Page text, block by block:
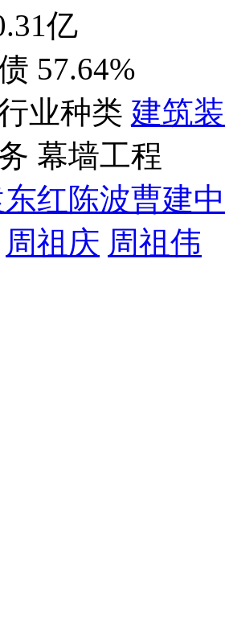
亿
57.64%
业种类 建筑
幕墙工程
红陈波曹建中
周祖庆 周祖伟